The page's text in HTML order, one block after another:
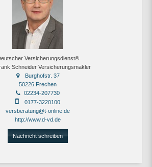
Versicherungsdienst®
Schneider Versicherungsmakler
Burghofstr. 37
50226 Frechen
02234-207730
0177-3220100
versberatung@t-online.de
http://www.d-vd.de
Nachricht schreiben